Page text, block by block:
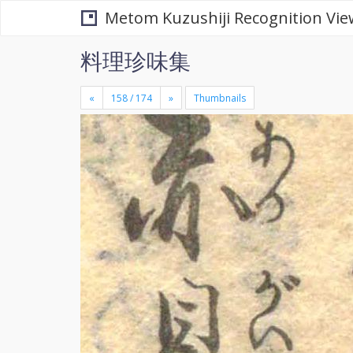
Metom Kuzushiji Recognition
料理珍味集
« » Thumbnails
+
-